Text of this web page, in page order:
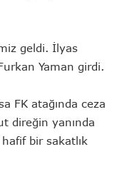
geldi. İlyas
Yaman girdi.
FK atağında ceza
direğin yanında
bir sakatlık